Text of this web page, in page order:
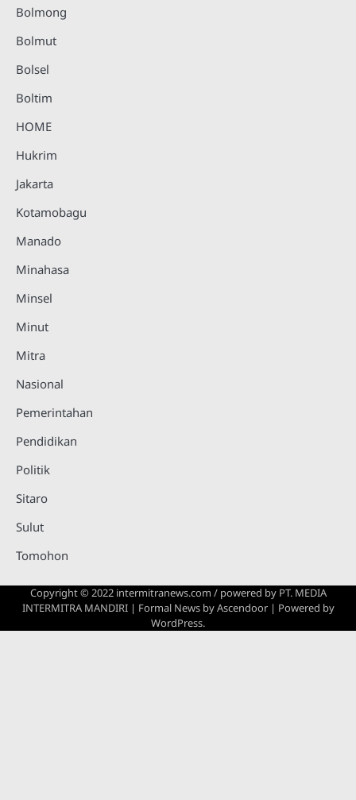
Bolmong
Bolmut
Bolsel
Boltim
HOME
Hukrim
Jakarta
Kotamobagu
Manado
Minahasa
Minsel
Minut
Mitra
Nasional
Pemerintahan
Pendidikan
Politik
Sitaro
Sulut
Tomohon
Copyright © 2022 intermitranews.com / powered by PT. MEDIA
INTERMITRA MANDIRI| Formal News byAscendoor| Powered by
WordPress.